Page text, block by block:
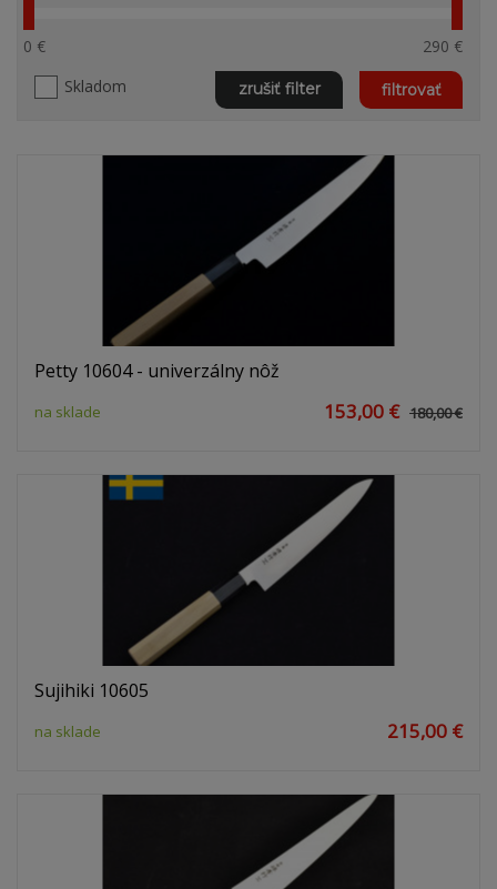
0 €
290 €
Skladom
filtrovať
zrušiť filter
Petty 10604 - univerzálny nôž
na sklade 153,00 € 180,00 €
Sujihiki 10605
na sklade 215,00 €